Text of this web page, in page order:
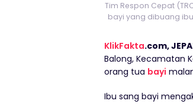
Tim Respon Cepat
bayi yang dibuang
KlikFakta.com,
Balong, Kecamatan
orang tua bayi
Ibu sang bayi